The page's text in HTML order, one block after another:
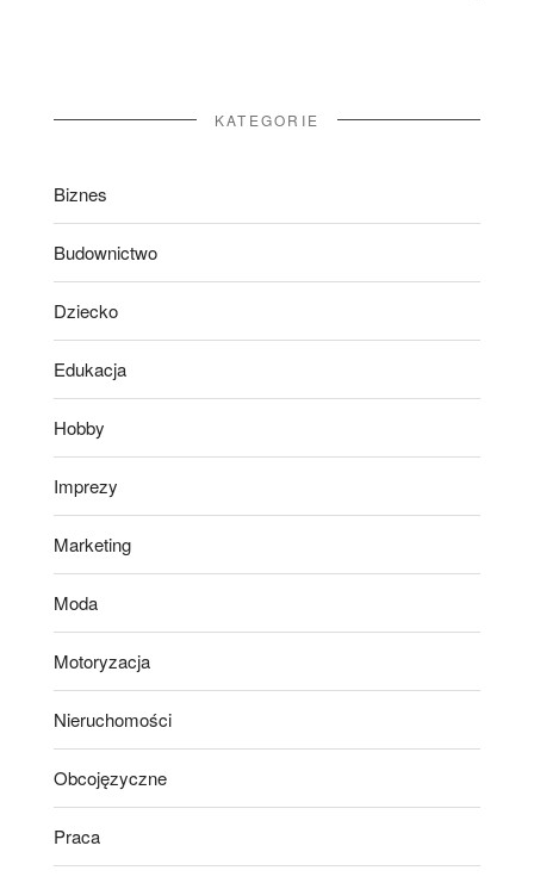
KATEGORIE
Biznes
Budownictwo
Dziecko
Edukacja
Hobby
Imprezy
Marketing
Moda
Motoryzacja
Nieruchomości
Obcojęzyczne
Praca